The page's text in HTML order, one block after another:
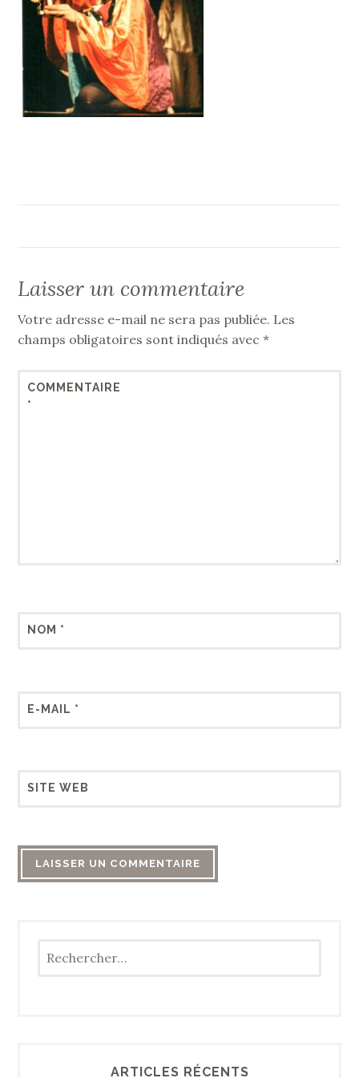
Laisser un commentaire
Votre adresse e-mail ne sera pas publiée. Les
champs obligatoires sont indiqués avec*
COMMENTAIRE
*
NOM *
E-MAIL *
SITE WEB
ARTICLES RÉCENTS